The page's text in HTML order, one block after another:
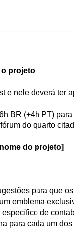
o projeto
e nele deverá ter
BR (+4h PT)
do quarto
do projeto]
para que os
emblema
de
para cada um dos